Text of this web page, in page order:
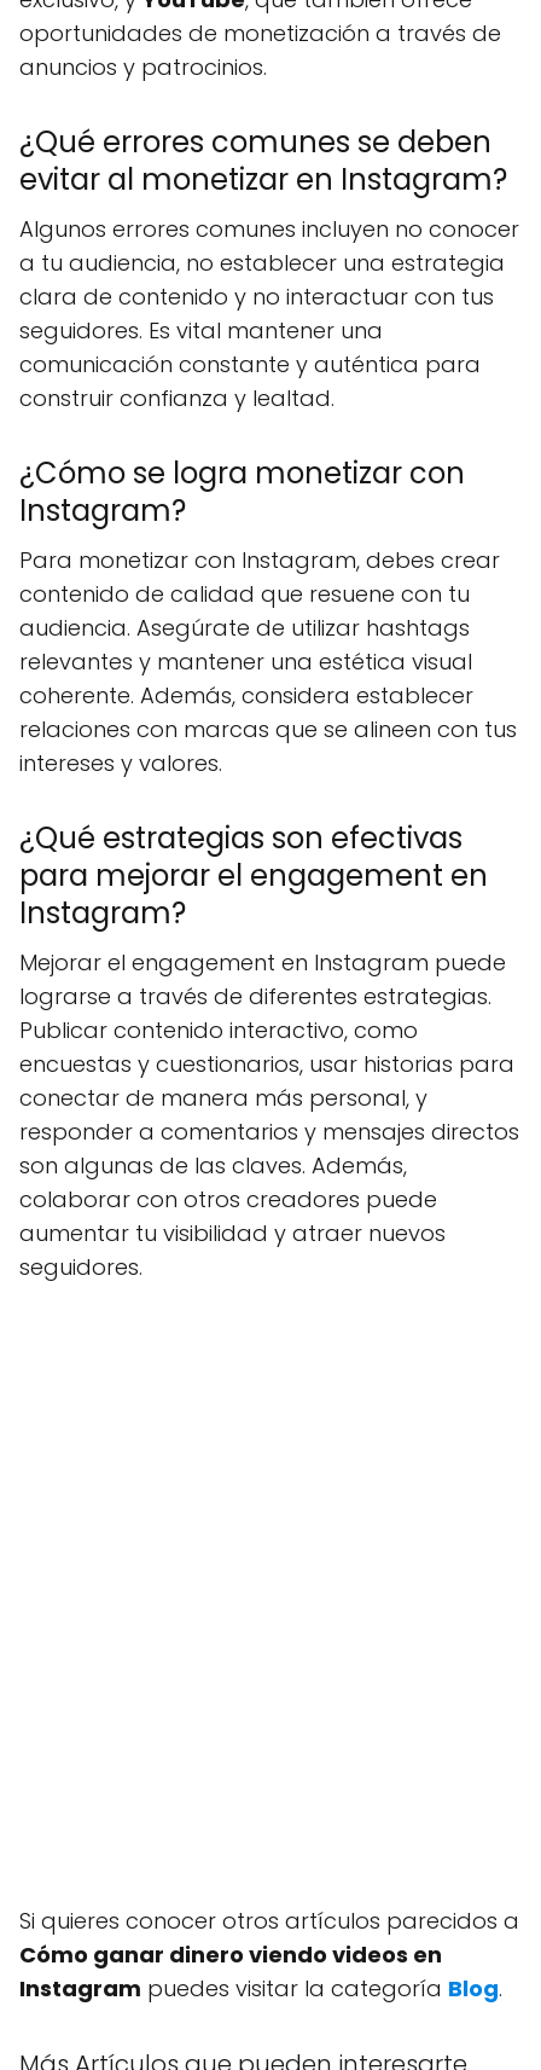
oportunidades de monetización a través de
anuncios y patrocinios.
¿Qué errores comunes se deben
evitar al monetizar en Instagram?
Algunos errores comunes incluyen no conocer
a tu audiencia, no establecer una estrategia
clara de contenido y no interactuar con tus
seguidores. Es vital mantener una
comunicación constante y auténtica para
construir confianza y lealtad.
¿Cómo se logra monetizar con
Instagram?
Para monetizar con Instagram, debes crear
contenido de calidad que resuene con tu
audiencia. Asegúrate de utilizar hashtags
relevantes y mantener una estética visual
coherente. Además, considera establecer
relaciones con marcas que se alineen con tus
intereses y valores.
¿Qué estrategias son efectivas
para mejorar el engagement en
Instagram?
Mejorar el engagement en Instagram puede
lograrse a través de diferentes estrategias.
Publicar contenido interactivo, como
encuestas y cuestionarios, usar historias para
conectar de manera más personal, y
responder a comentarios y mensajes directos
son algunas de las claves. Además,
colaborar con otros creadores puede
aumentar tu visibilidad y atraer nuevos
seguidores.
Si quieres conocer otros artículos parecidos a
Cómo ganar dinero viendo videos en
Instagram puedes visitar la categoría Blog.